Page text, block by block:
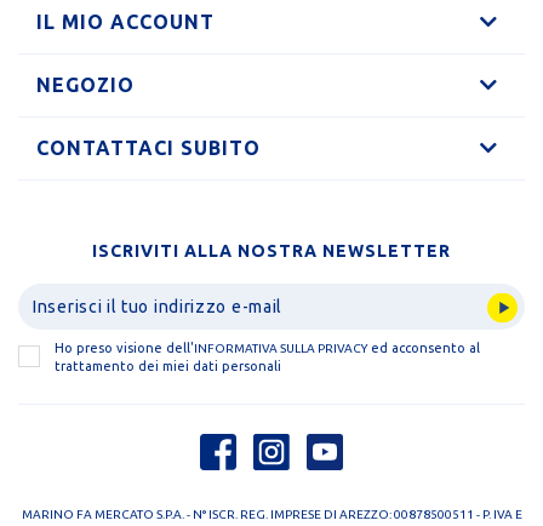
IL MIO ACCOUNT
NEGOZIO
CONTATTACI SUBITO
ISCRIVITI ALLA NOSTRA NEWSLETTER
Ho preso visione dell'INFORMATIVA SULLA PRIVACYed acconsento al
trattamento dei miei dati personali
MARINO FA MERCATO S.P.A. - N° ISCR. REG. IMPRESE DI AREZZO: 00878500511 - P. IVA E